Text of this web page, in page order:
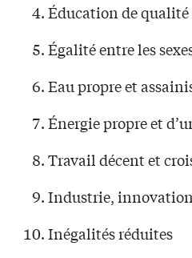
Éducation de qualité
Égalité entre les
Eau propre et
Énergie propre et
Travail décent et
Industrie,
Inégalités réduites